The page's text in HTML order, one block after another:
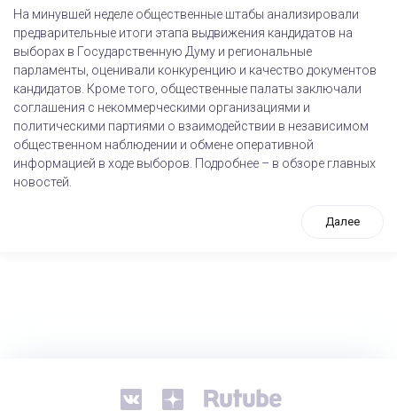
На минувшей неделе общественные штабы анализировали
предварительные итоги этапа выдвижения кандидатов на
выборах в Государственную Думу и региональные
парламенты, оценивали конкуренцию и качество документов
кандидатов. Кроме того, общественные палаты заключали
соглашения с некоммерческими организациями и
политическими партиями о взаимодействии в независимом
общественном наблюдении и обмене оперативной
информацией в ходе выборов. Подробнее – в обзоре главных
новостей.
Далее